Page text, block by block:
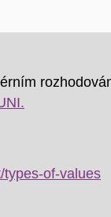
types-of-values